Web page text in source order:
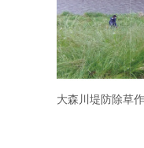
大森川堤防除草